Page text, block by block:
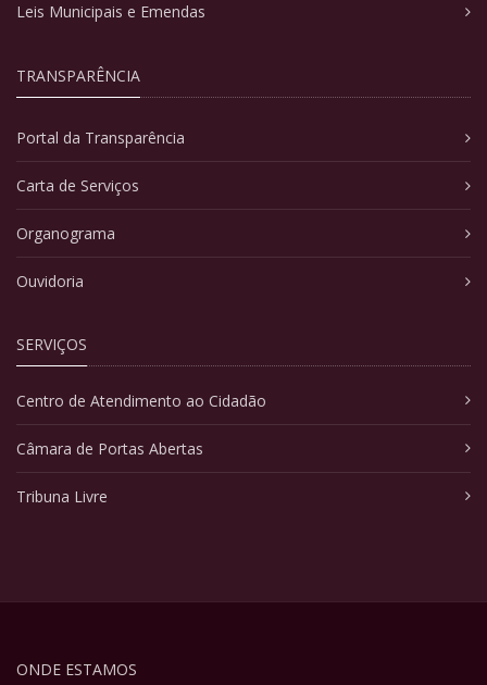
Leis Municipais e Emendas
TRANSPARÊNCIA
Portal da Transparência
Carta de Serviços
Organograma
Ouvidoria
SERVIÇOS
Centro de Atendimento ao Cidadão
Câmara de Portas Abertas
Tribuna Livre
ONDE ESTAMOS